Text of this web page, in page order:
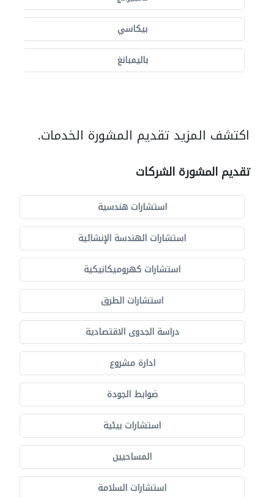
بيكاسي
باليمبانغ
اكتشف المزيد تقديم المشورة الخدمات.
تقديم المشورة الشركات
استشارات هندسية
استشارات الهندسة الإنشائية
استشارات كهروميكانيكية
استشارات الطرق
دراسة الجدوى الاقتصادية
ادارة مشروع
ضوابط الجودة
استشارات بيئية
المساحيين
استشارات السلامة